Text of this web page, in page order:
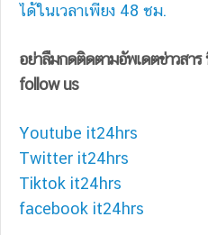
ได้ในเวลาเพียง 48 ชม.
อย่าลืมกดติดตามอัพเดตข่าวสา
follow us
Youtube it24hrs
Twitter it24hrs
Tiktok it24hrs
facebook it24hrs